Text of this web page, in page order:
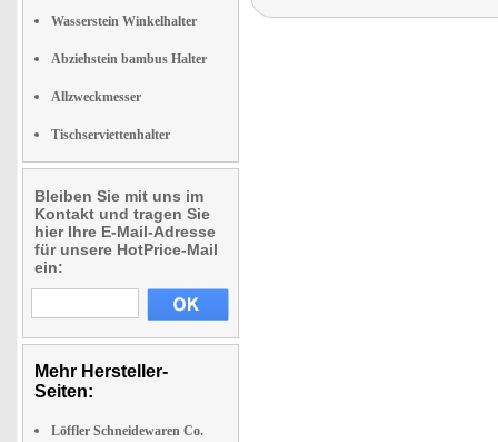
Wasserstein Winkelhalter
Abziehstein bambus Halter
Allzweckmesser
Tischserviettenhalter
Bleiben Sie mit uns im
Kontakt und tragen Sie
hier Ihre E-Mail-Adresse
für unsere HotPrice-Mail
ein:
Mehr Hersteller-
Seiten:
Löffler Schneidewaren Co.